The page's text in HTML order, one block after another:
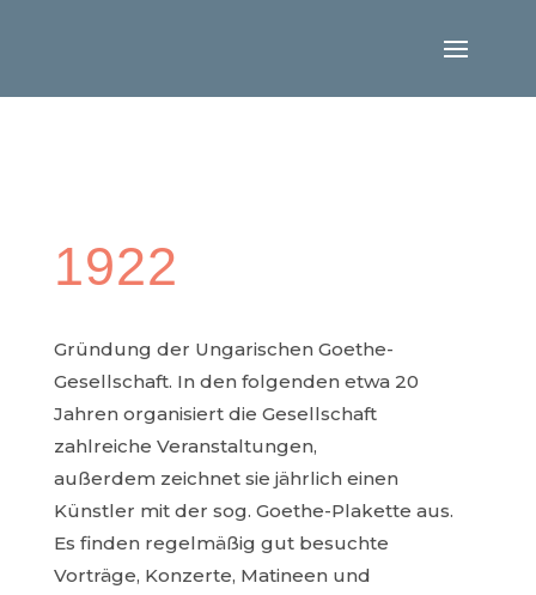
1922
Gründung der Ungarischen Goethe-
Gesellschaft. In den folgenden etwa 20
Jahren organisiert die Gesellschaft
zahlreiche Veranstaltungen,
außerdem zeichnet sie jährlich einen
Künstler mit der sog. Goethe-Plakette aus.
Es finden regelmäßig gut besuchte
Vorträge, Konzerte, Matineen und